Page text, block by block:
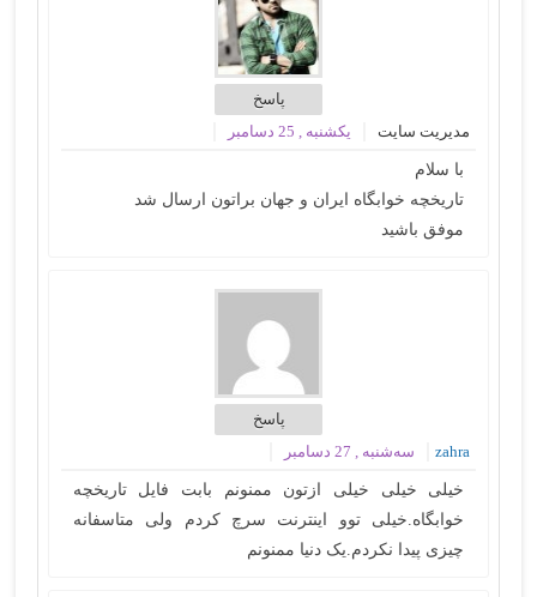
پاسخ
مدیریت سایت
یکشنبه , 25 دسامبر
با سلام
تاریخچه خوابگاه ایران و جهان براتون ارسال شد
موفق باشید
پاسخ
zahra
سه‌شنبه , 27 دسامبر
خیلی خیلی خیلی ازتون ممنونم بابت فایل تاریخچه
خوابگاه.خیلی توو اینترنت سرچ کردم ولی متاسفانه
چیزی پیدا نکردم.یک دنیا ممنونم